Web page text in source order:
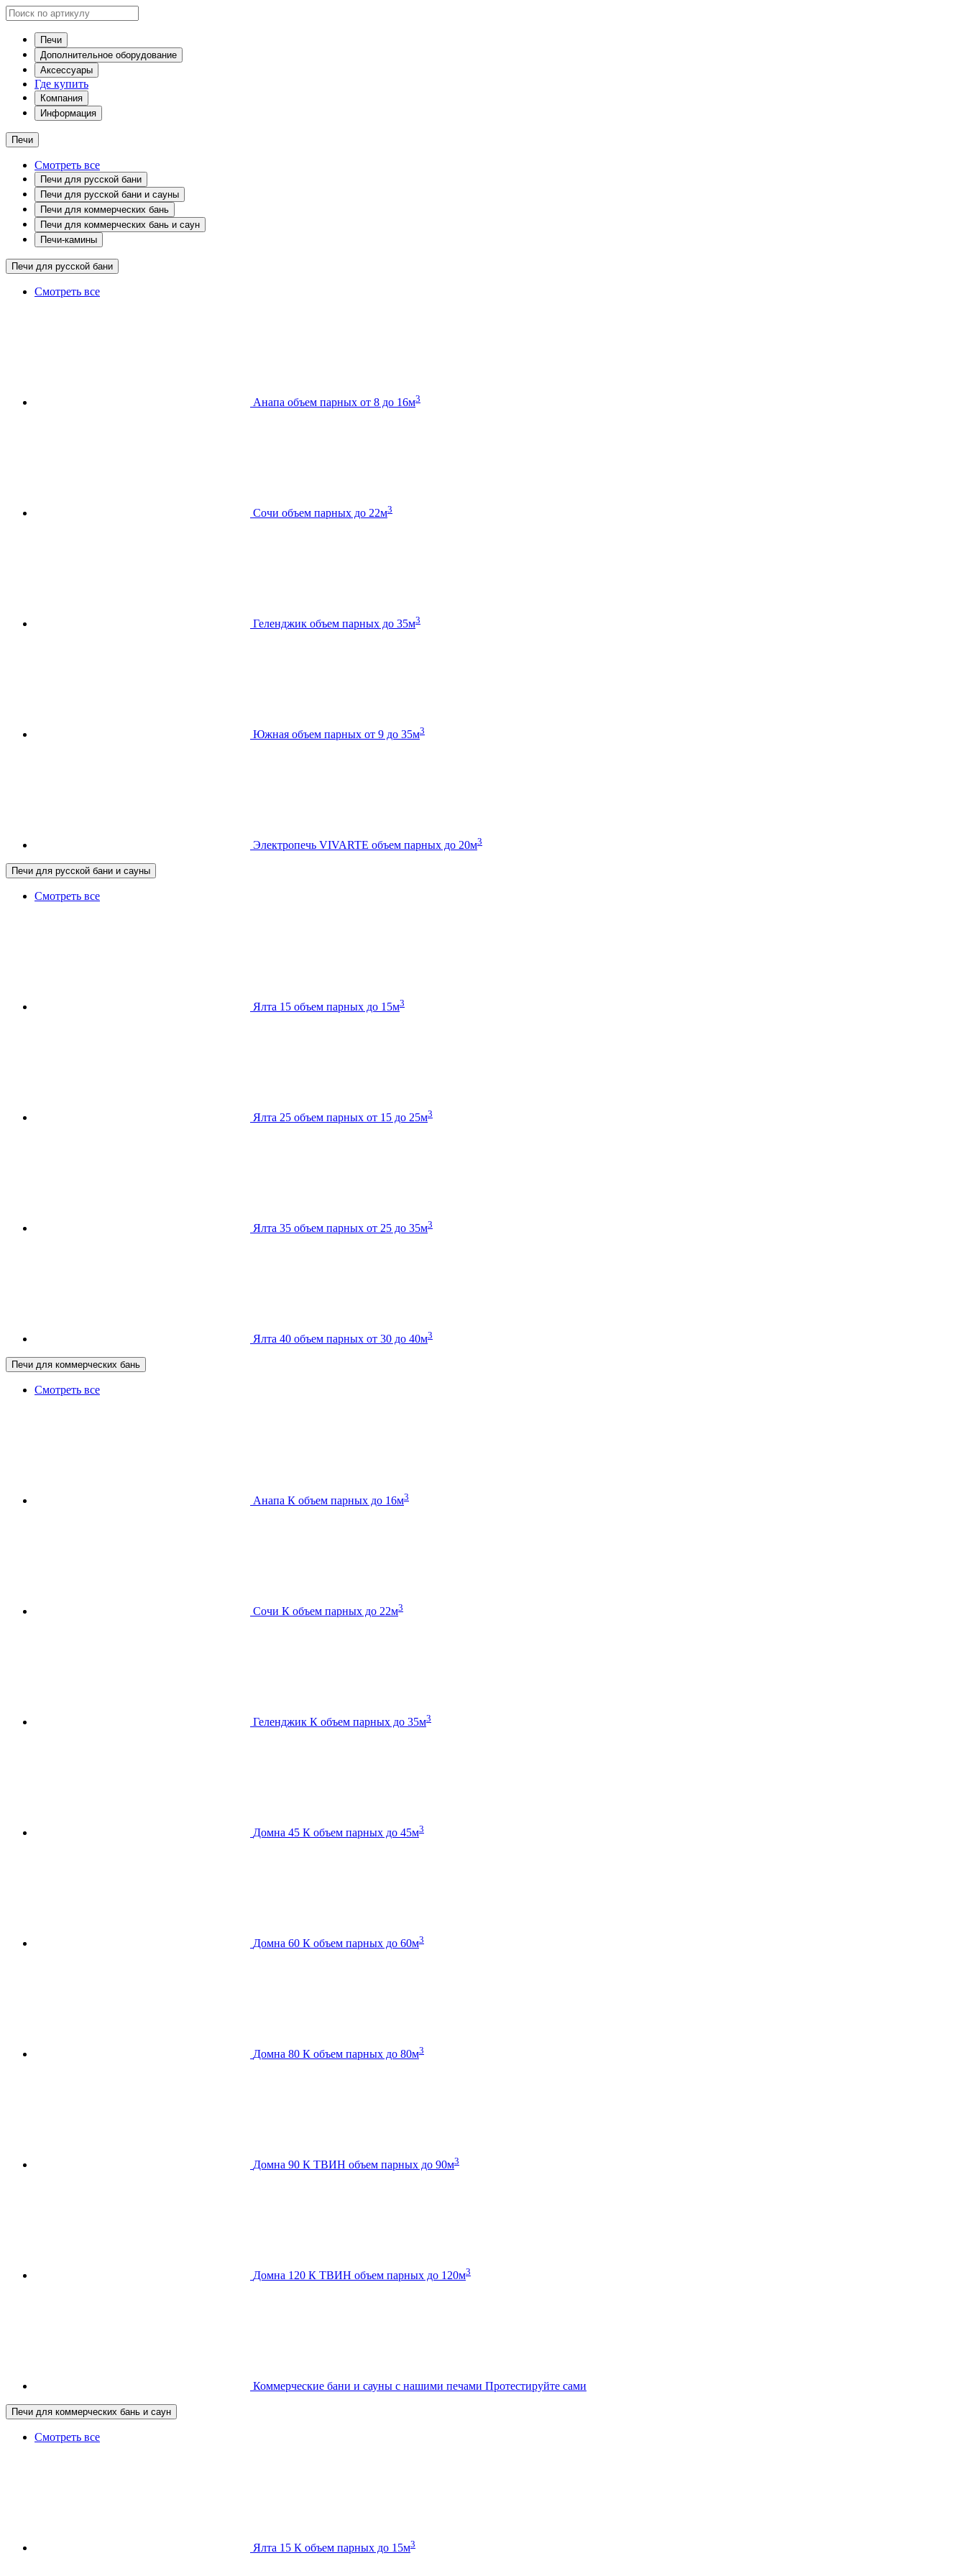
Печи
Дополнительное оборудование
Аксессуары
Где купить
Компания
Информация
Печи
Смотреть все
Печи для русской бани
Печи для русской бани и сауны
Печи для коммерческих бань
Печи для коммерческих бань и саун
Печи-камины
Печи для русской бани
Смотреть все
Анапа объем парных от 8 до 16м3
Сочи объем парных до 22м3
Геленджик объем парных до 35м3
Южная объем парных от 9 до 35м3
Электропечь VIVARTE объем парных до 20м3
Печи для русской бани и сауны
Смотреть все
Ялта 15 объем парных до 15м3
Ялта 25 объем парных от 15 до 25м3
Ялта 35 объем парных от 25 до 35м3
Ялта 40 объем парных от 30 до 40м3
Печи для коммерческих бань
Смотреть все
Анапа К объем парных до 16м3
Сочи К объем парных до 22м3
Геленджик К объем парных до 35м3
Домна 45 К объем парных до 45м3
Домна 60 К объем парных до 60м3
Домна 80 К объем парных до 80м3
Домна 90 К ТВИН объем парных до 90м3
Домна 120 К ТВИН объем парных до 120м3
Коммерческие бани и сауны с нашими печами Протестируйте сами
Печи для коммерческих бань и саун
Смотреть все
Ялта 15 К объем парных до 15м3